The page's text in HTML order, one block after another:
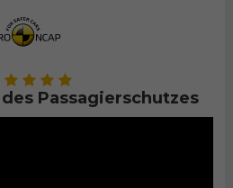
des Passagierschutzes